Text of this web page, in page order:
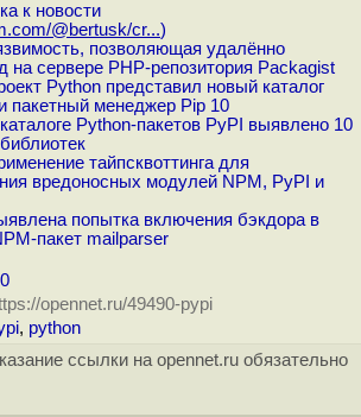
к новости
@bertusk/cr...)
позволяющая удалённо
на сервере PHP-репозитория Packagist
Python представил новый каталог
пакетный менеджер Pip 10
Python-пакетов PyPI выявлено 10
тайпсквоттинга для
вредоносных модулей NPM, PyPI и
попытка включения бэкдора в
пакет mailparser
opennet.ru/49490-pypi
, python
ссылки на opennet.ru обязательно